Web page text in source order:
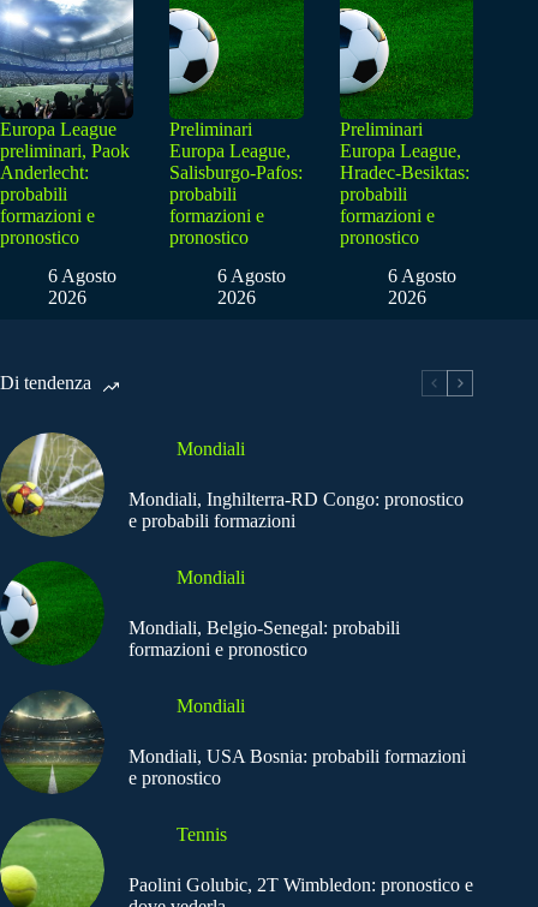
Europa League
preliminari, Paok
Anderlecht:
probabili
formazioni e
pronostico
6 Agosto
2026
Preliminari
Europa League,
Salisburgo-Pafos:
probabili
formazioni e
pronostico
6 Agosto
2026
Preliminari
Europa League,
Hradec-Besiktas:
probabili
formazioni e
pronostico
6 Agosto
2026
Di tendenza
Mondiali
Mondiali, Inghilterra-RD Congo: pronostico
e probabili formazioni
Mondiali
Mondiali, Belgio-Senegal: probabili
formazioni e pronostico
Mondiali
Mondiali, USA Bosnia: probabili formazioni
e pronostico
Tennis
Paolini Golubic, 2T Wimbledon: pronostico e